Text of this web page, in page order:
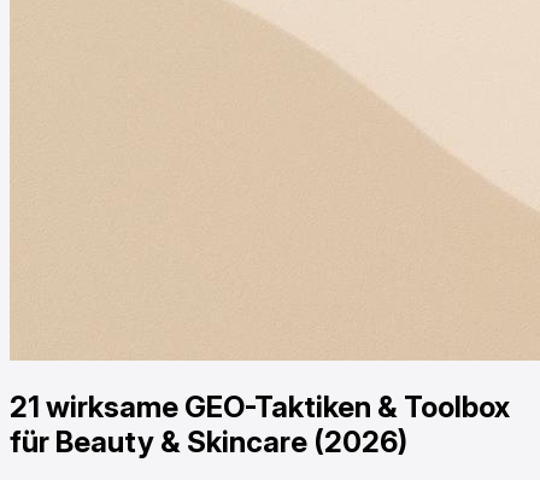
21 wirksame GEO-Taktiken & Toolbox
für Beauty & Skincare (2026)